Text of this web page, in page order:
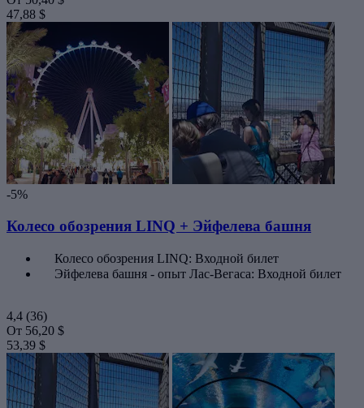
47,88 $
-5%
Колесо обозрения LINQ + Эйфелева башня
Колесо обозрения LINQ: Входной билет
Эйфелева башня - опыт Лас-Вегаса: Входной билет
4,4 (36)
От 56,20 $
53,39 $